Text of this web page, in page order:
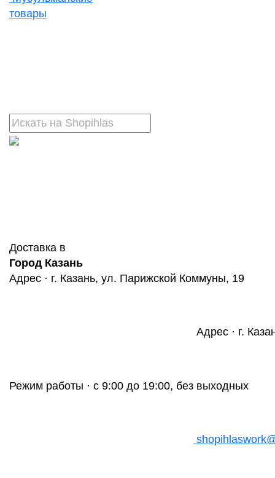
товары
Доставка в
Город Казань
Адрес · г. Казань, ул. Парижской Коммуны, 19
Адрес · г.
Режим работы · с 9:00 до 19:00, без выходных